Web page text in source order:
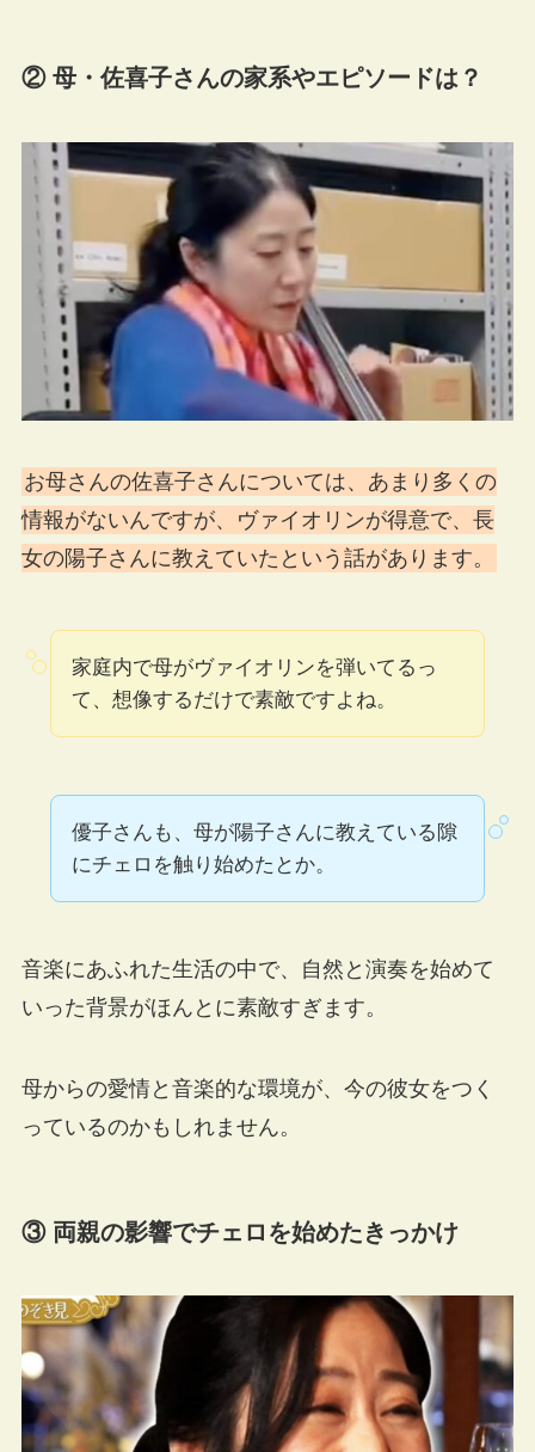
② 母・佐喜子さんの家系やエピソードは？
お母さんの佐喜子さんについては、あまり多くの
情報がないんですが、ヴァイオリンが得意で、長
女の陽子さんに教えていたという話があります。
家庭内で母がヴァイオリンを弾いてるっ
て、想像するだけで素敵ですよね。
優子さんも、母が陽子さんに教えている隙
にチェロを触り始めたとか。
音楽にあふれた生活の中で、自然と演奏を始めて
いった背景がほんとに素敵すぎます。
母からの愛情と音楽的な環境が、今の彼女をつく
っているのかもしれません。
③ 両親の影響でチェロを始めたきっかけ